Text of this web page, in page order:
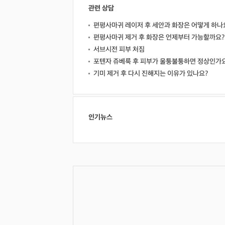
관련 상담
편평사마귀 레이저 후 세안과 화장은 어떻게 하나
편평사마귀 제거 후 화장은 언제부터 가능할까요?
서브시전 피부 처짐
포텐자 쥬베룩 후 피부가 울퉁불퉁하면 정상인가
기미 제거 후 다시 진해지는 이유가 있나요?
인기뉴스